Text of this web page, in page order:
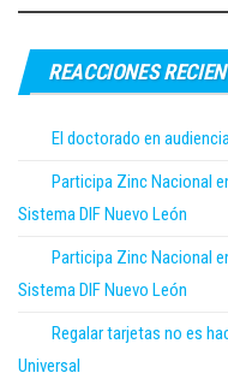
REACCIONES
El doctorado en
Participa Zinc Nacional
Sistema DIF Nuevo León
Participa Zinc Nacional
Sistema DIF Nuevo León
Regalar tarjetas no es
Universal